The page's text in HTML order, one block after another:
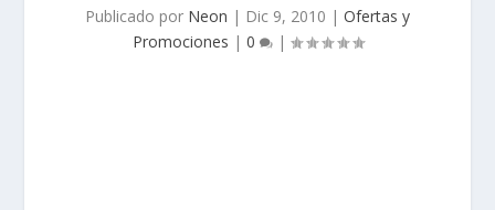
Publicado por Neon | Dic 9, 2010 | Ofertas y
Promociones | 0 |